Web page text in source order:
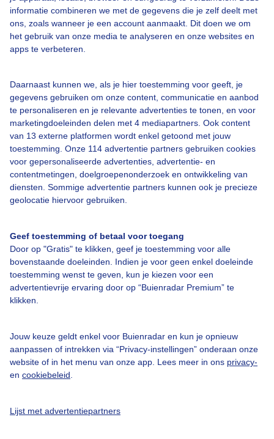
informatie combineren we met de gegevens die je zelf deelt met
ons, zoals wanneer je een account aanmaakt. Dit doen we om
het gebruik van onze media te analyseren en onze websites en
apps te verbeteren.
Daarnaast kunnen we, als je hier toestemming voor geeft, je
gegevens gebruiken om onze content, communicatie en aanbod
te personaliseren en je relevante advertenties te tonen, en voor
marketingdoeleinden delen met 4 mediapartners. Ook content
van 13 externe platformen wordt enkel getoond met jouw
toestemming. Onze 114 advertentie partners gebruiken cookies
voor gepersonaliseerde advertenties, advertentie- en
contentmetingen, doelgroepenonderzoek en ontwikkeling van
diensten. Sommige advertentie partners kunnen ook je precieze
geolocatie hiervoor gebruiken.
Geef toestemming of betaal voor toegang
Door op "Gratis" te klikken, geef je toestemming voor alle
bovenstaande doeleinden. Indien je voor geen enkel doeleinde
toestemming wenst te geven, kun je kiezen voor een
advertentievrije ervaring door op “Buienradar Premium” te
klikken.
Jouw keuze geldt enkel voor Buienradar en kun je opnieuw
aanpassen of intrekken via “Privacy-instellingen” onderaan onze
website of in het menu van onze app. Lees meer in ons privacy-
en cookiebeleid
Lijst met advertentiepartners
Sneeuw
Een moment geduld aub...
Over Buienradar
Bedrijfsgegevens
Veelgestelde vragen
Toegankelijkheid
Gebruikersvoorwaarden
Adverteren